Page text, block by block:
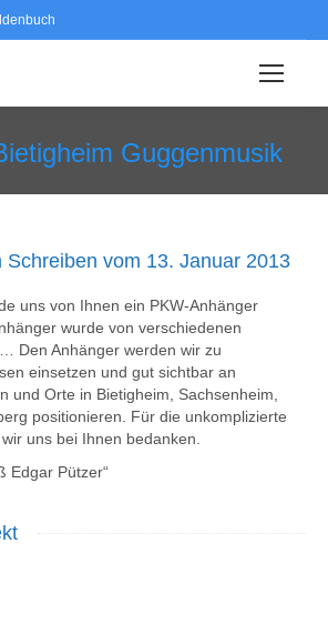
Search:
Guggenmusik
Schreiben vom 13. Januar 2013
uns von Ihnen ein PKW-Anhänger
wurde von verschiedenen
Den Anhänger werden wir zu
einsetzen und gut sichtbar an
und Orte in Bietigheim, Sachsenheim,
positionieren. Für die unkomplizierte
uns bei Ihnen bedanken.
Edgar Pützer“